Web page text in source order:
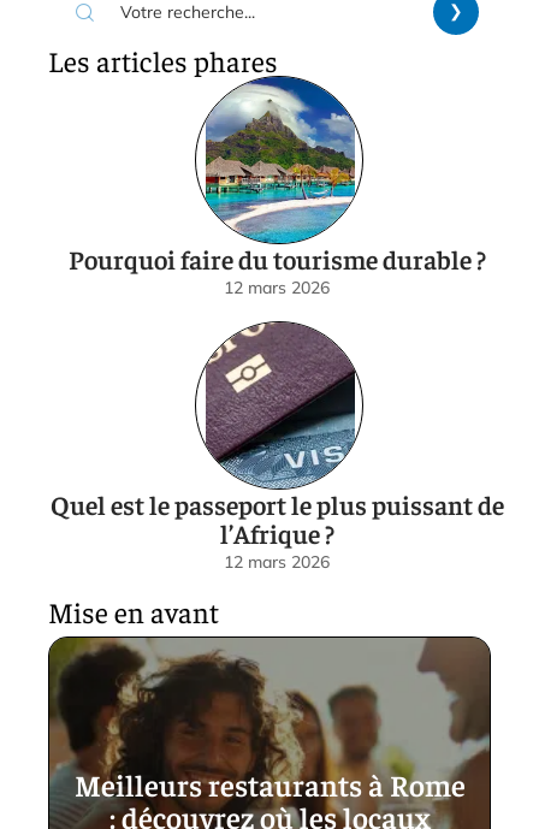
Les articles phares
Pourquoi faire du tourisme durable ?
12 mars 2026
Quel est le passeport le plus puissant de
l’Afrique ?
12 mars 2026
Mise en avant
Meilleurs restaurants à Rome
: découvrez où les locaux